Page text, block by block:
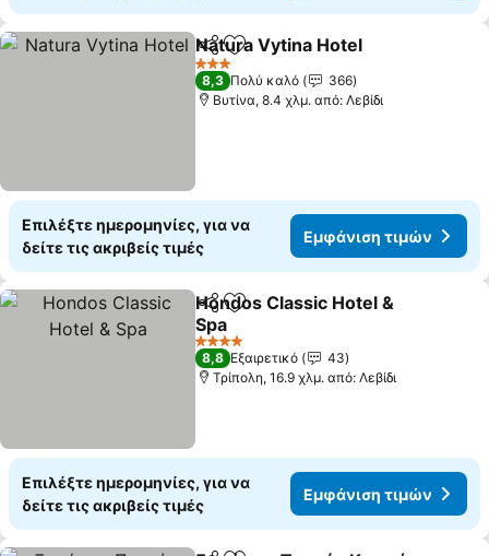
Κοινοποίηση
Προσθήκη στα αγαπημένα
Natura Vytina Hotel
3 Αστέρια
8,3 Πολύ καλό
366
Βυτίνα, 8.4 χλμ. από: Λεβίδι
Επιλέξτε ημερομηνίες, για να
δείτε τις ακριβείς τιμές
Εμφάνιση τιμών
Κοινοποίηση
Προσθήκη στα αγαπημένα
Hondos Classic Hotel &
Spa
Εμφάνιση τιμών
4 Αστέρια
8,8 Εξαιρετικό
43
Τρίπολη, 16.9 χλμ. από: Λεβίδι
Επιλέξτε ημερομηνίες, για να
δείτε τις ακριβείς τιμές
Εμφάνιση τιμών